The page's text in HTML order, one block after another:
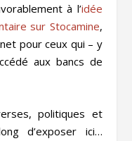
à l’idée
sur Stocamine,
pour ceux qui – y
aux bancs de
politiques et
d’exposer ici…